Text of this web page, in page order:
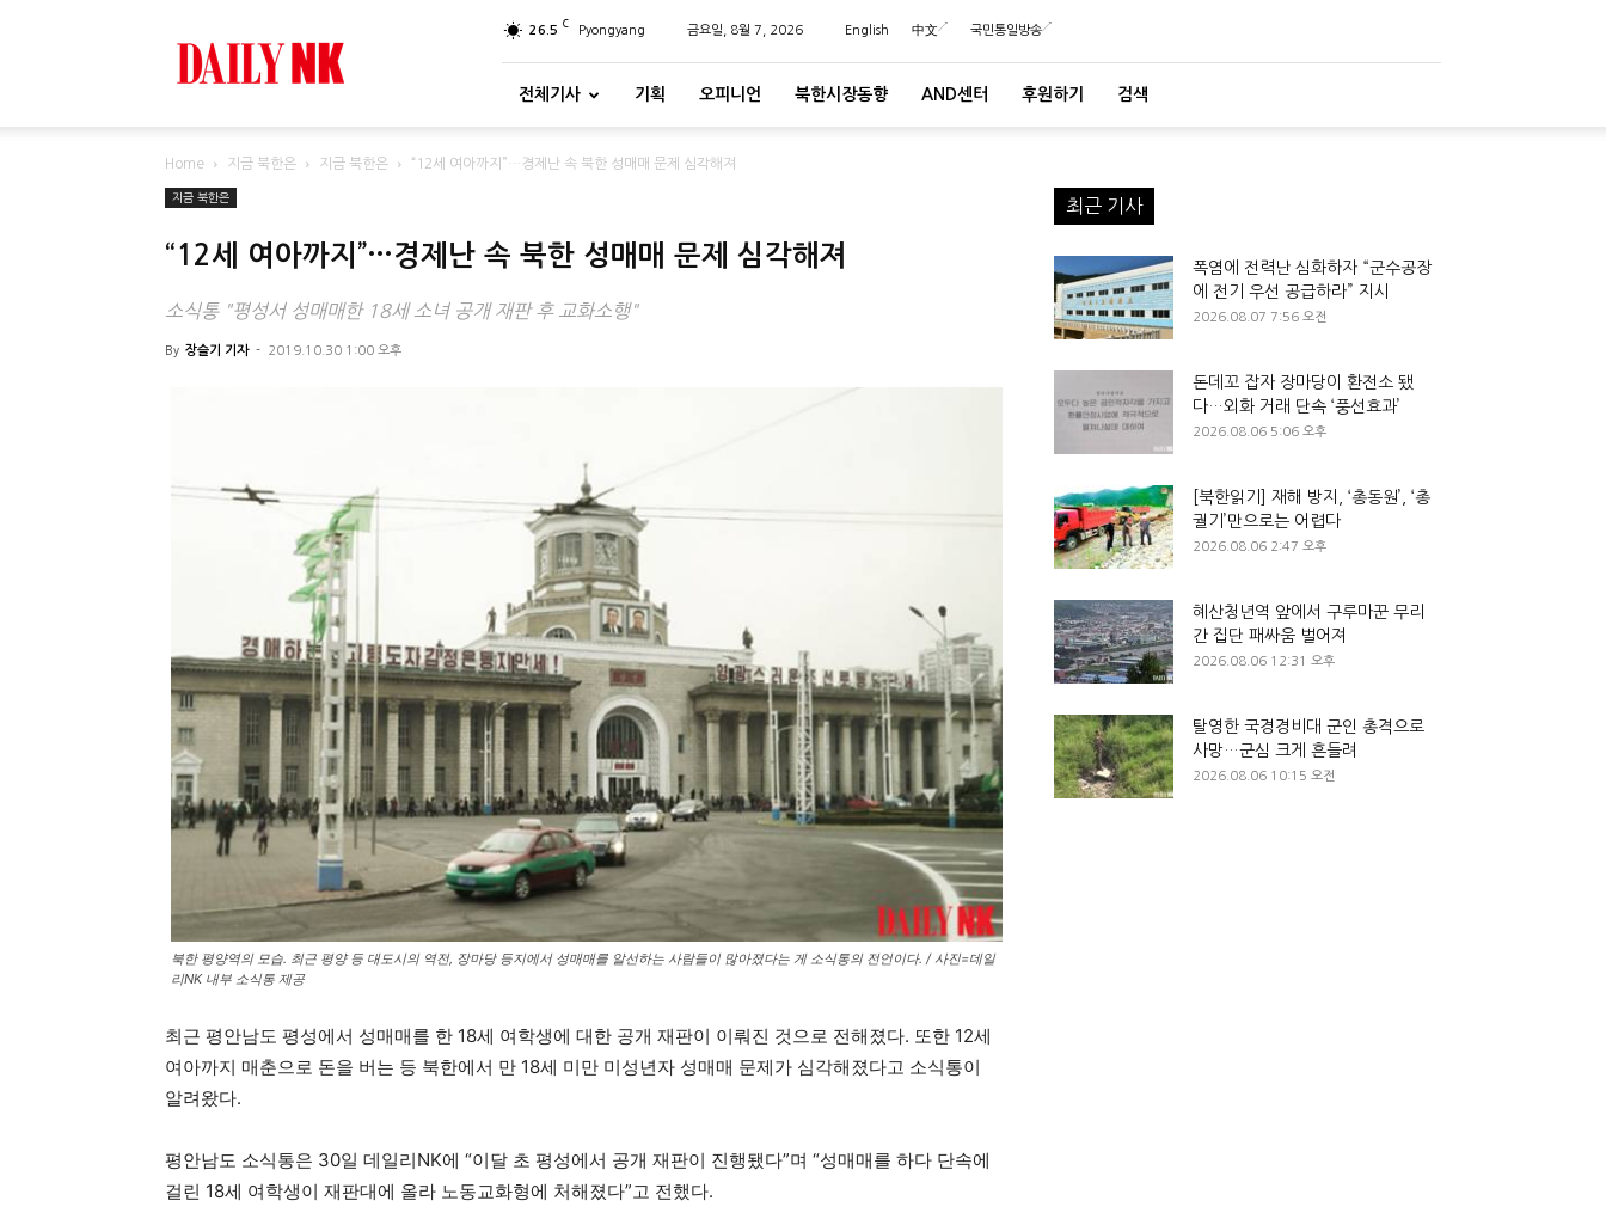
26.5 C Pyongyang 금요일, 8월 7, 2026 English 中文 국민통일방송
전체기사 기획 오피니언 북한시장동향 AND센터 후원하기 검색
Home 지금 북한은 지금 북한은 “12세 여아까지”…경제난 속 북한 성매매 문제 심각해져
지금 북한은
“12세 여아까지”…경제난 속 북한 성매매 문제 심각해져
소식통 "평성서 성매매한 18세 소녀 공개 재판 후 교화소행"
By 장슬기 기자 - 2019.10.30 1:00 오후
북한 평양역의 모습. 최근 평양 등 대도시의 역전, 장마당 등지에서 성매매를 알선하는 사람들이 많아졌다는 게 소식통의 전언이다. / 사진=데일
리NK 내부 소식통 제공
최근 평안남도 평성에서 성매매를 한 18세 여학생에 대한 공개 재판이 이뤄진 것으로 전해졌다. 또한 12세
여아까지 매춘으로 돈을 버는 등 북한에서 만 18세 미만 미성년자 성매매 문제가 심각해졌다고 소식통이
알려왔다.
평안남도 소식통은 30일 데일리NK에 “이달 초 평성에서 공개 재판이 진행됐다”며 “성매매를 하다 단속에
걸린 18세 여학생이 재판대에 올라 노동교화형에 처해졌다”고 전했다.
최근 기사
폭염에 전력난 심화하자 “군수공장
에 전기 우선 공급하라” 지시
2026.08.07 7:56 오전
돈데꼬 잡자 장마당이 환전소 됐
다…외화 거래 단속 ‘풍선효과’
2026.08.06 5:06 오후
[북한읽기] 재해 방지, ‘총동원’, ‘총
궐기’만으로는 어렵다
2026.08.06 2:47 오후
혜산청년역 앞에서 구루마꾼 무리
간 집단 패싸움 벌어져
2026.08.06 12:31 오후
탈영한 국경경비대 군인 총격으로
사망…군심 크게 흔들려
2026.08.06 10:15 오전